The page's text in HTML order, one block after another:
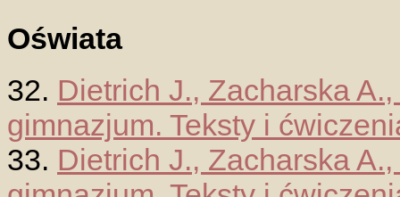
Oświata
32. Dietrich J., Zacharska
gimnazjum. Teksty i
33. Dietrich J., Zacharska